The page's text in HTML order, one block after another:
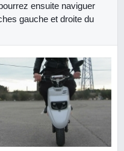
ensuite naviguer
gauche et droite du